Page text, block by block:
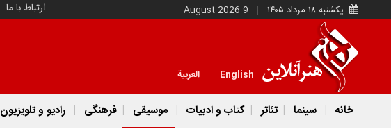
یکشنبه ۱۸ مرداد ۱۴۰۵ 9 August 2026 ارتباط با ما
English العربية
خانه سینما تئاتر کتاب و ادبیات موسیقی فرهنگی رادیو و تلویزیون